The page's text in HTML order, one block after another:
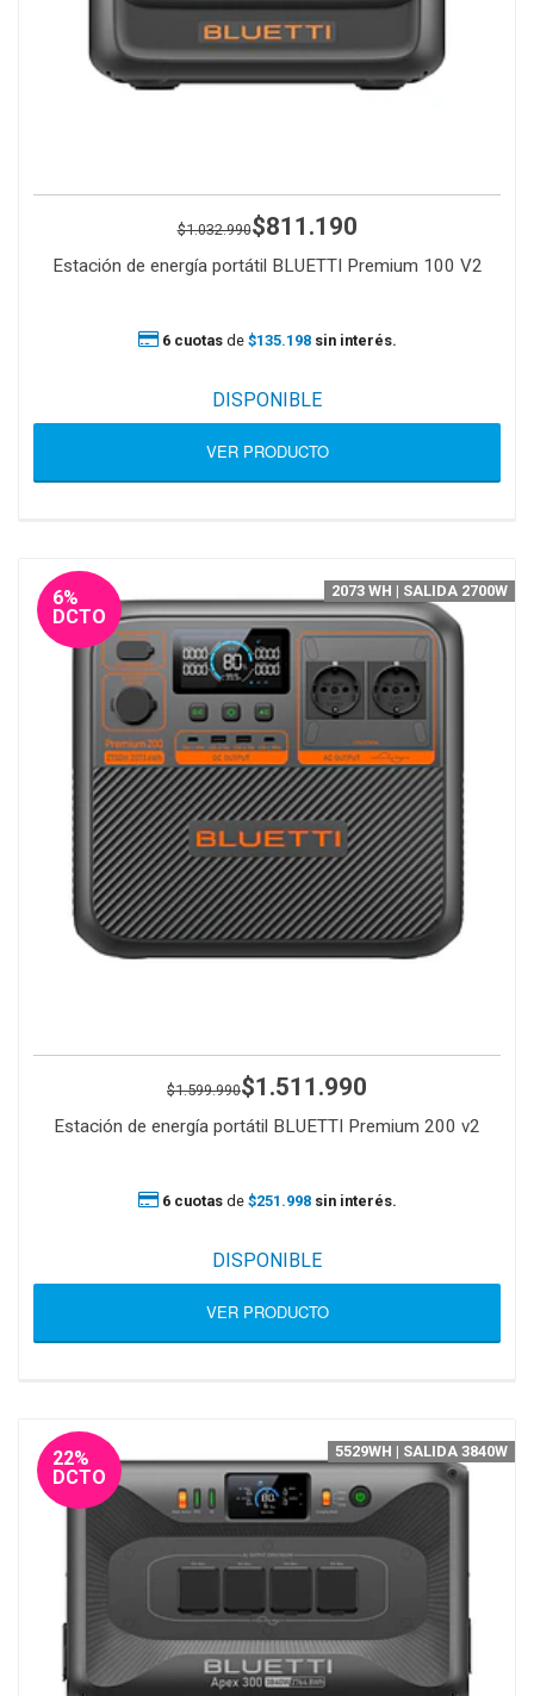
$1.032.990$811.190
Estación de energía portátil BLUETTI Premium 100 V2
6 cuotasde $135.198 sin interés.
DISPONIBLE
VER PRODUCTO
6%
DCTO
$1.599.990$1.511.990
Estación de energía portátil BLUETTI Premium 200 v2
2073 WH | SALIDA 2700W
6 cuotasde $251.998 sin interés.
DISPONIBLE
VER PRODUCTO
22%
DCTO
5529WH | SALIDA 3840W